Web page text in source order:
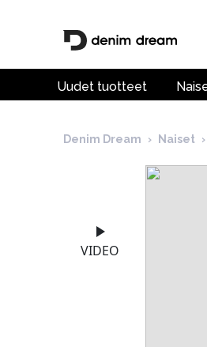
Uudet tuotteet
Denim Dream › Naiset ›
VIDEO